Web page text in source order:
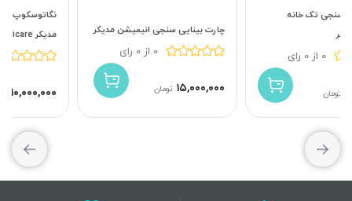
چارت بینایی سنجی انیمیشن مدیکر
۱۵,۰۰۰,۰۰۰
نگاتوسکوپ دندانپزشکی طرح دندان
مدیکر Medicare
۱۰,۰۰۰,۰۰۰